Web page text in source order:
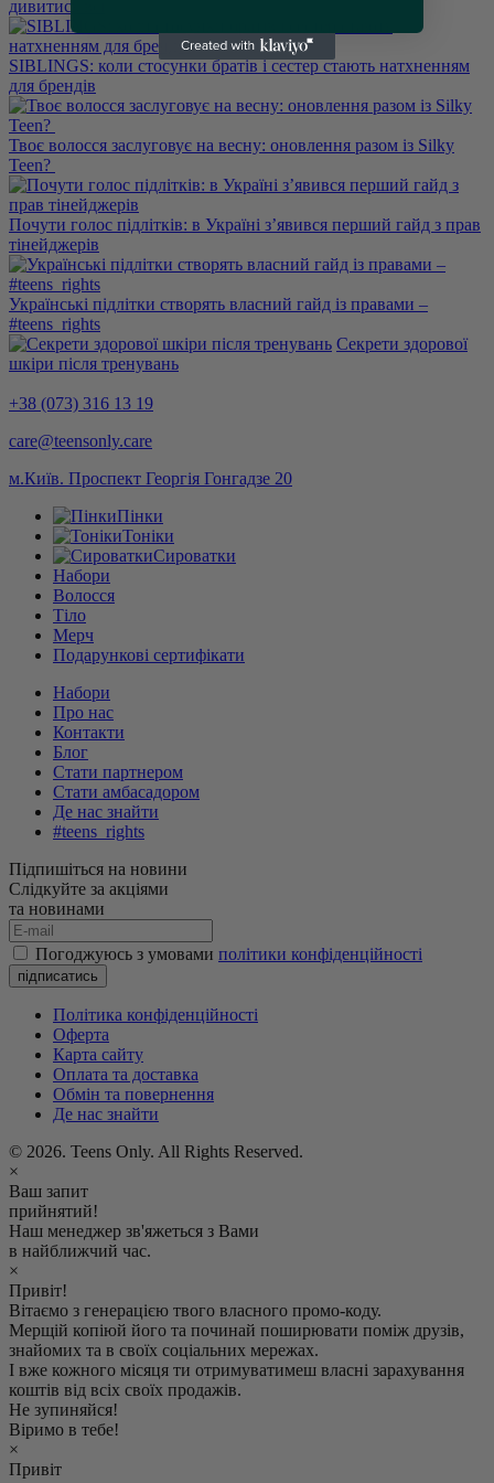
дивитись всі
SIBLINGS: коли стосунки братів і сестер стають натхненням
для брендів
Твоє волосся заслуговує на весну: оновлення разом із Silky
Teen?
Почути голос підлітків: в Україні з’явився перший гайд з прав
тінейджерів
Українські підлітки створять власний гайд із правами –
#teens_rights
Секрети здорової
шкіри після тренувань
+38 (073) 316 13 19
care@teensonly.care
м.Київ. Проспект Георгія Гонгадзе 20
Пінки
Тоніки
Сироватки
Набори
Волосся
Тіло
Мерч
Подарункові сертифікати
Набори
Про нас
Контакти
Блог
Стати партнером
Стати амбасадором
Де нас знайти
#teens_rights
Підпишіться на новини
Слідкуйте за акціями
та новинами
Погоджуюсь з умовами політики конфіденційності
підписатись
Політика конфіденційності
Оферта
Карта сайту
Оплата та доставка
Обмін та повернення
Де нас знайти
© 2026. Teens Only. All Rights Reserved.
×
Ваш запит
прийнятий!
Наш менеджер зв'яжеться з Вами
в найближчий час.
×
Привіт!
Вітаємо з генерацією твого власного промо-коду.
Мерщій копіюй його та починай поширювати поміж друзів,
знайомих та в своїх соціальних мережах.
І вже кожного місяця ти отримуватимеш власні зарахування
коштів від всіх своїх продажів.
Не зупиняйся!
Віримо в тебе!
×
Привіт